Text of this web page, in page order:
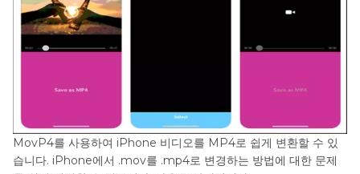
MovP4를 사용하여 iPhone 비디오를 MP4로 쉽게 변환할 수 있
습니다. iPhone에서 .mov를 .mp4로 변경하는 방법에 대한 문제